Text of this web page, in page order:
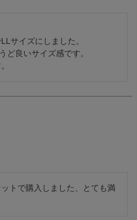
サイズにしました。
ど良いサイズ感です。
トで購入しました、とても満